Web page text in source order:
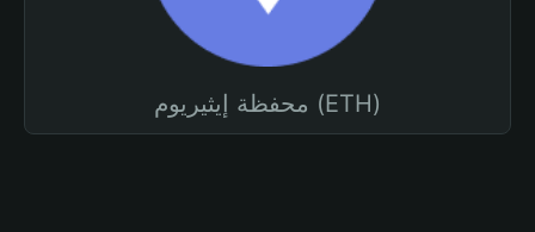
محفظة إيثيريوم (ETH)